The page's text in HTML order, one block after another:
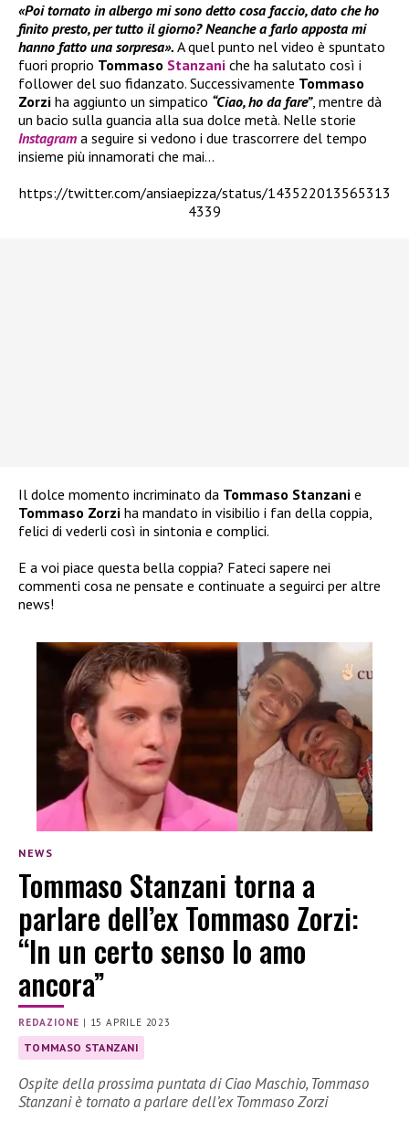
«Poi tornato in albergo mi sono detto cosa faccio, dato che ho
finito presto, per tutto il giorno? Neanche a farlo apposta mi
hanno fatto una sorpresa». A quel punto nel video è spuntato
fuori proprio Tommaso Stanzani che ha salutato così i
follower del suo fidanzato. Successivamente Tommaso
Zorzi ha aggiunto un simpatico “Ciao, ho da fare”, mentre dà
un bacio sulla guancia alla sua dolce metà. Nelle storie
Instagram a seguire si vedono i due trascorrere del tempo
insieme più innamorati che mai…
https://twitter.com/ansiaepizza/status/143522013565313
4339
Il dolce momento incriminato da Tommaso Stanzani e
Tommaso Zorzi ha mandato in visibilio i fan della coppia,
felici di vederli così in sintonia e complici.
E a voi piace questa bella coppia? Fateci sapere nei
commenti cosa ne pensate e continuate a seguirci per altre
news!
NEWS
Tommaso Stanzani torna a
parlare dell’ex Tommaso Zorzi:
“In un certo senso lo amo
ancora”
REDAZIONE | 15 APRILE 2023
TOMMASO STANZANI
Ospite della prossima puntata di Ciao Maschio, Tommaso
Stanzani è tornato a parlare dell’ex Tommaso Zorzi